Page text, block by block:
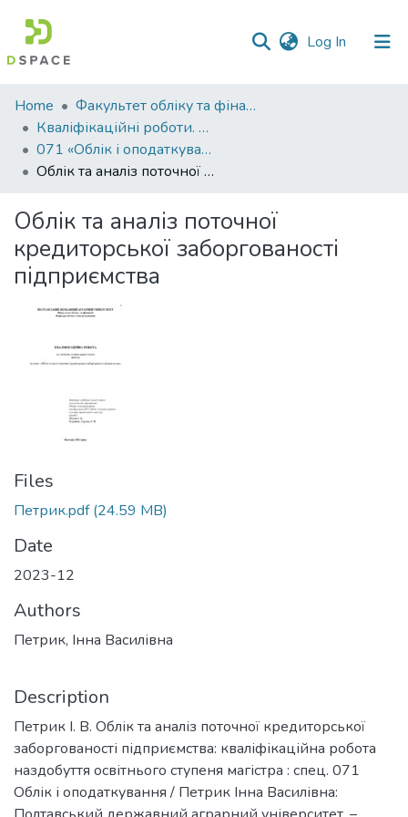
Log In (current)
Communities
&
Collections
Statistics
Home
Факультет обліку та фінансів
Кваліфікаційні роботи. Факультет обліку та фінансів
071 «Облік і оподаткування» - Магістри 2023-2024
Облік та аналіз поточної кредиторської заборгованості підприємства
Облік та аналіз поточної
кредиторської заборгованості
підприємства
Files
Петрик.pdf(24.59 MB)
Date
2023-12
Authors
Петрик, Інна Василівна
Description
Петрик І. В. Облік та аналіз поточної кредиторської
заборгованості підприємства: кваліфікаційна робота
наздобуття освітнього ступеня магістра : спец. 071
Облік і оподаткування / Петрик Інна Василівна: